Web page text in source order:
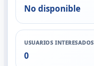
No disponible
USUARIOS INTERESADOS
0